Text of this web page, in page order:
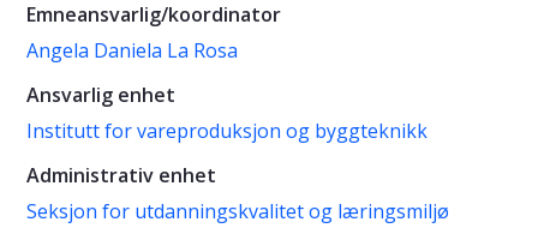
Emneansvarlig/koordinator
Angela Daniela La Rosa
Ansvarlig enhet
Institutt for vareproduksjon og byggteknikk
Administrativ enhet
Seksjon for utdanningskvalitet og læringsmiljø